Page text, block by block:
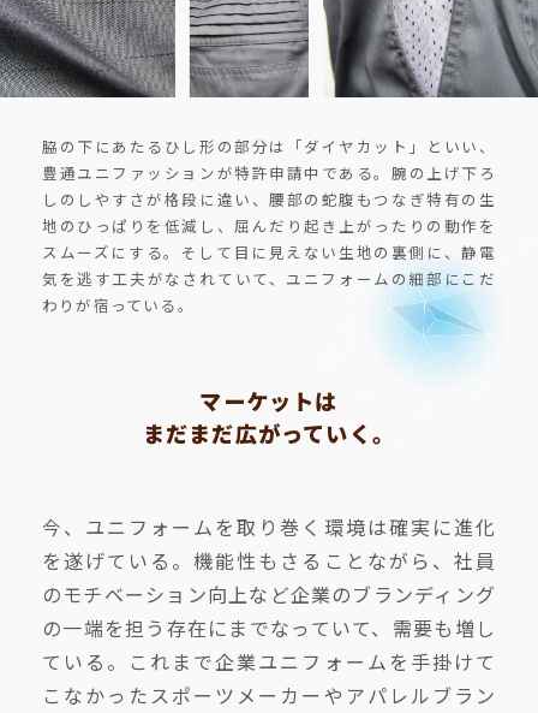
脇の下にあたるひし形の部分は「ダイヤカット」といい、
豊通ユニファッションが特許申請中である。腕の上げ下ろ
しのしやすさが格段に違い、腰部の蛇腹もつなぎ特有の生
地のひっぱりを低減し、屈んだり起き上がったりの動作を
スムーズにする。そして目に見えない生地の裏側に、静電
気を逃す工夫がなされていて、ユニフォームの細部にこだ
わりが宿っている。
マーケットは
まだまだ広がっていく。
今、ユニフォームを取り巻く環境は確実に進化
を遂げている。機能性もさることながら、社員
のモチベーション向上など企業のブランディング
の一端を担う存在にまでなっていて、需要も増し
ている。これまで企業ユニフォームを手掛けて
こなかったスポーツメーカーやアパレルブラン